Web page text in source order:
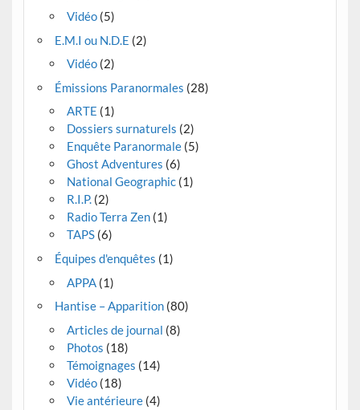
Vidéo(5)
E.M.I ou N.D.E (2)
Vidéo(2)
Émissions Paranormales (28)
ARTE (1)
Dossiers surnaturels (2)
Enquête Paranormale(5)
Ghost Adventures (6)
National Geographic(1)
R.I.P.(2)
Radio Terra Zen(1)
TAPS(6)
Équipes d'enquêtes (1)
APPA(1)
Hantise – Apparition(80)
Articles de journal (8)
Photos (18)
Témoignages (14)
Vidéo(18)
Vie antérieure(4)